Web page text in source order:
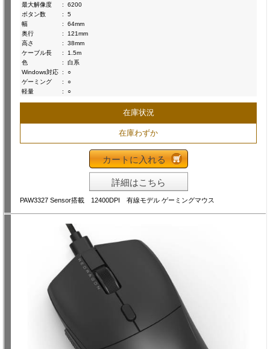
最大解像度
:
6200
ボタン数
:
5
幅
:
64mm
奥行
:
121mm
高さ
:
38mm
ケーブル長
:
1.5m
色
:
白系
Windows対応 :
○
ゲーミング
:
○
軽量
: ○
在庫状況
在庫わずか
カートに入れる
詳細はこちら
PAW3327 Sensor搭載 12400DPI 有線モデル ゲーミングマウス